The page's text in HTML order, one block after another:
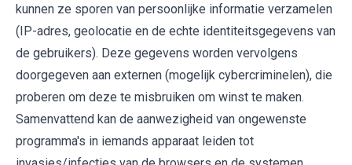
kunnen ze sporen van persoonlijke informatie verzamelen
(IP-adres, geolocatie en de echte identiteitsgegevens van
de gebruikers). Deze gegevens worden vervolgens
doorgegeven aan externen (mogelijk cybercriminelen), die
proberen om deze te misbruiken om winst te maken.
Samenvattend kan de aanwezigheid van ongewenste
programma's in iemands apparaat leiden tot